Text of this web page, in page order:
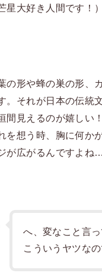
星大好き人間です！）
の形や蜂の巣の形、
。それが日本の伝統
間見えるのが嬉しい
を想う時、胸に何か
が広がるんですよね
へ、変なこと言
こういうヤツな